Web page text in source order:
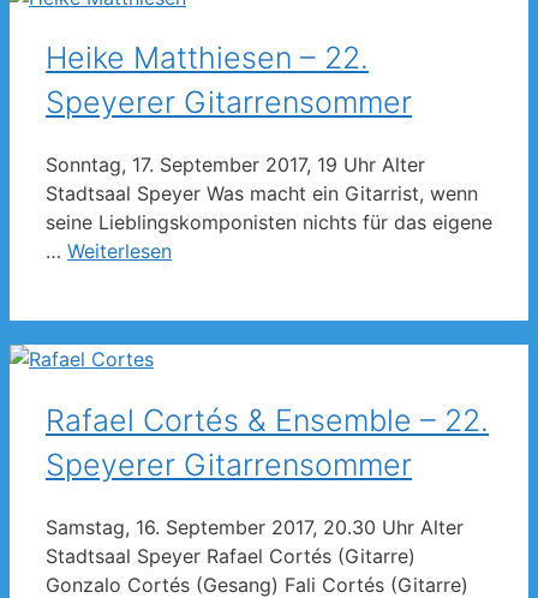
Heike Matthiesen – 22.
Speyerer Gitarrensommer
Sonntag, 17. September 2017, 19 Uhr Alter
Stadtsaal Speyer Was macht ein Gitarrist, wenn
seine Lieblingskomponisten nichts für das eigene
… Weiterlesen
Rafael Cortés & Ensemble – 22.
Speyerer Gitarrensommer
Samstag, 16. September 2017, 20.30 Uhr Alter
Stadtsaal Speyer Rafael Cortés (Gitarre)
Gonzalo Cortés (Gesang) Fali Cortés (Gitarre)